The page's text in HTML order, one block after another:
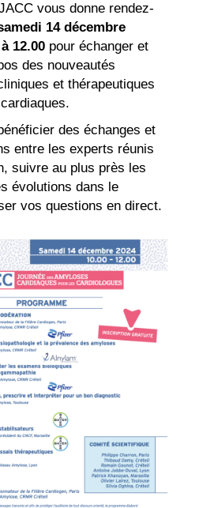
vous donne rendez-
14 décembre
12.00 pour échanger et
des nouveautés
et thérapeutiques
des échanges et
entre les experts réunis
suivre au plus près les
évolutions dans le
vos questions en direct.